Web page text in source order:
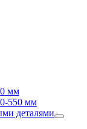
мм
550 мм
деталями